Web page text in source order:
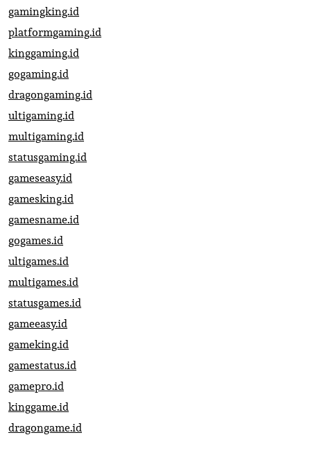
gamingking.id
platformgaming.id
kinggaming.id
gogaming.id
dragongaming.id
ultigaming.id
multigaming.id
statusgaming.id
gameseasy.id
gamesking.id
gamesname.id
gogames.id
ultigames.id
multigames.id
statusgames.id
gameeasy.id
gameking.id
gamestatus.id
gamepro.id
kinggame.id
dragongame.id